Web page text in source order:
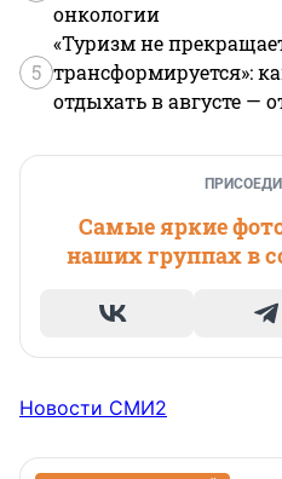
онкологии
5
«Туризм не
трансформируется»:
отдыхать в августе —
Самые яркие
наших группах в
Новости СМИ2